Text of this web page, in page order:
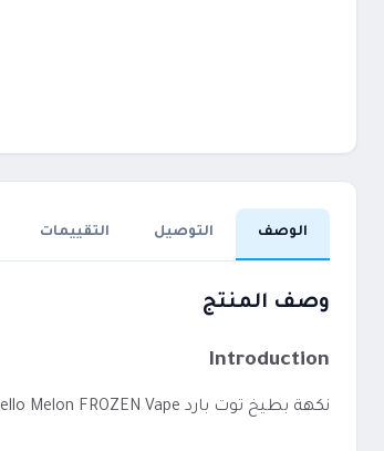
الوصف التوصيل التقييمات
وصف المنتج
Introduction
نكهة بطيخ توت بارد Mello Melon FROZEN Vape ميلو ميلون فروزن يعد خيارًا مناسبًا لمن يفضل الاستخدام المباشر دون إعدادات معقدة.